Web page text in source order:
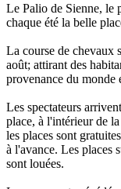
Le Palio de Sienne, le
chaque été la belle
La course de chevaux
août; attirant des
provenance du monde
Les spectateurs
place, à l'intérieur de
les places sont
à l'avance. Les places
sont louées.